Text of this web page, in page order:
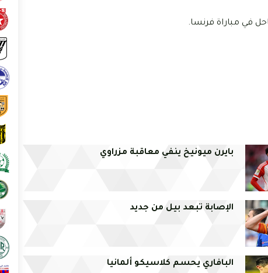
في مباراة فرنسا.
بايرن ميونيخ ينفي معاقبة مزراوي
الإصابة تبعد بيل من جديد
البافاري يحسم كلاسيكو ألمانيا